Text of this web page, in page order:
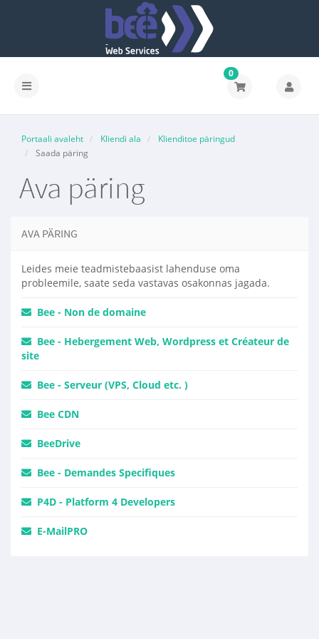
0
Portaali avaleht Kliendi ala
Klienditoe päringud
Saada päring
Ava päring
AVA PÄRING
Leides meie teadmistebaasist lahenduse oma
probleemile, saate seda vastavas osakonnas jagada.
Bee - Non de domaine
Bee - Hebergement Web, Wordpress et Créateur de
site
Bee - Serveur (VPS, Cloud etc. )
Bee CDN
BeeDrive
Bee - Demandes Specifiques
P4D - Platform 4 Developers
E-MailPRO